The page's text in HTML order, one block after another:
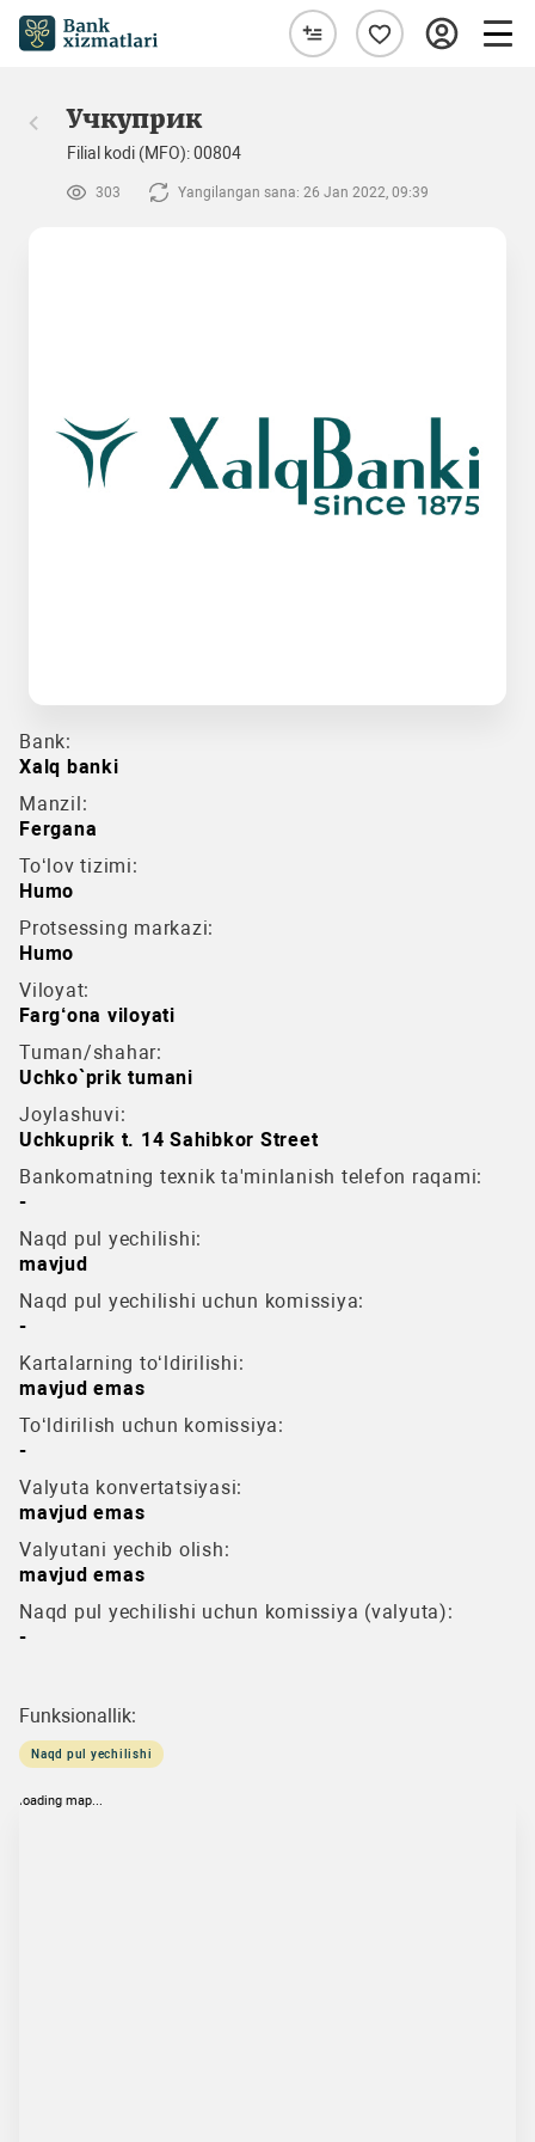
Учкуприк
Filial kodi (MFO): 00804
303 Yangilangan sana: 26 Jan 2022, 09:39
Bank:
Xalq banki
Manzil:
Fergana
To‘lov tizimi:
Humo
Protsessing markazi:
Humo
Viloyat:
Farg‘ona viloyati
Tuman/shahar:
Uchko`prik tumani
Joylashuvi:
Uchkuprik t. 14 Sahibkor Street
Bankomatning texnik ta'minlanish telefon raqami:
-
Naqd pul yechilishi:
mavjud
Naqd pul yechilishi uchun komissiya:
-
Kartalarning to‘ldirilishi:
mavjud emas
To‘ldirilish uchun komissiya:
-
Valyuta konvertatsiyasi:
mavjud emas
Valyutani yechib olish:
mavjud emas
Naqd pul yechilishi uchun komissiya (valyuta):
-
Funksionallik:
Naqd pul yechilishi
loading map...